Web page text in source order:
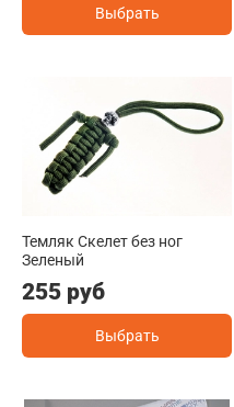
Выбрать
Темляк Скелет без ног
Зеленый
255 руб
Выбрать